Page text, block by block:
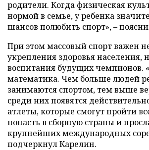
родители. Когда физическая
нормой в семье, у ребенка
шансов полюбить спорт», –
При этом массовый спорт важен
укрепления здоровья населения,
воспитания будущих чемпионов.
математика. Чем больше людей
занимаются спортом, тем выше
среди них появятся
атлеты, которые смогут пройти
попасть в сборную страны и
крупнейших международных
подчеркнул Карелин.